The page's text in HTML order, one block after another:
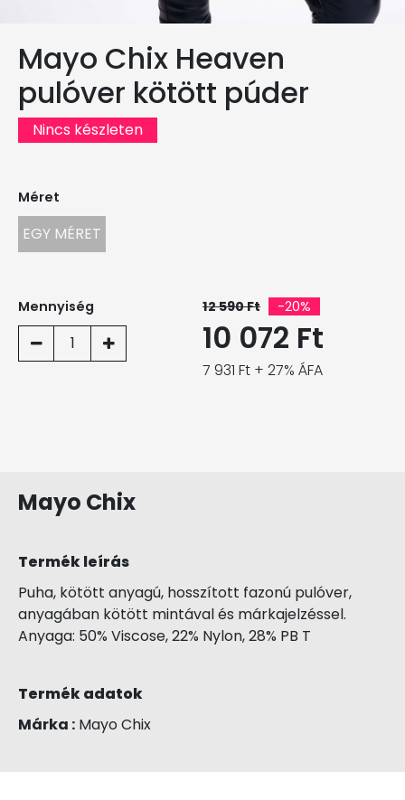
Mayo Chix Heaven
pulóver kötött púder
Nincs készleten
Méret
EGY MÉRET
Mennyiség
1
12 590 Ft -20%
10 072 Ft
7 931 Ft + 27% ÁFA
Mayo Chix
Termék leírás
Puha, kötött anyagú, hosszított fazonú pulóver,
anyagában kötött mintával és márkajelzéssel.
Anyaga: 50% Viscose, 22% Nylon, 28% PB T
Termék adatok
Márka : Mayo Chix